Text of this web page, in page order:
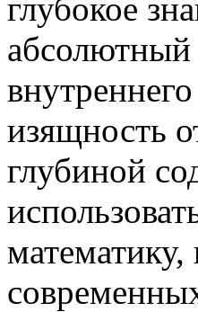
глубокое
абсолютный
изящность
глубиной